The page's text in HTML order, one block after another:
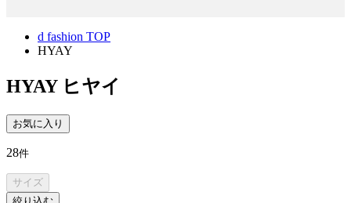
d fashion TOP
HYAY
HYAY ヒヤイ
お気に入り
28件
サイズ